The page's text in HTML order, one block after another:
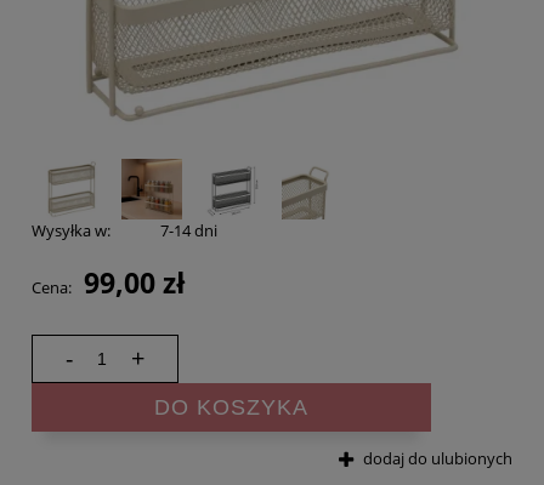
Wysyłka w: 7-14 dni
Cena: 99,00 zł
- +
DO KOSZYKA
dodaj do ulubionych